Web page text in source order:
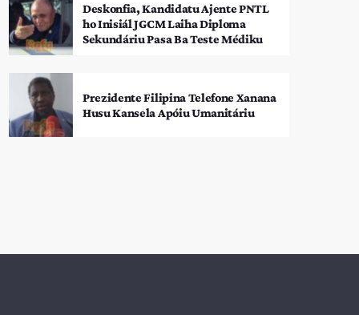
Deskonfia, Kandidatu Ajente PNTL
ho Inisiál JGCM Laiha Diploma
Sekundáriu Pasa Ba Teste Médiku
Prezidente Filipina Telefone Xanana
Husu Kansela Apóiu Umanitáriu